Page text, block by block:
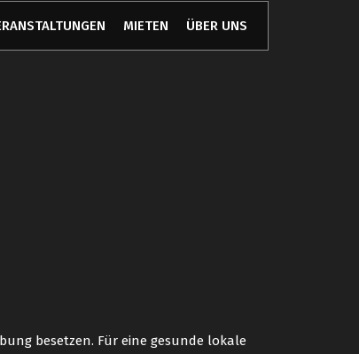
MIETEN ÜBER UNS
besetzen. Für eine gesunde lokale